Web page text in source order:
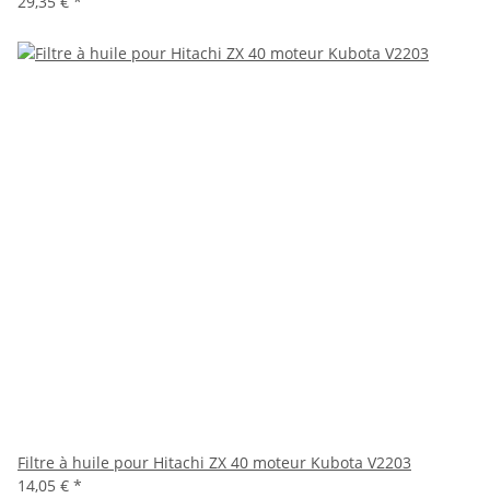
Filtre à huile pour Hitachi ZX 40 moteur Kubota V2203
14,05 € *